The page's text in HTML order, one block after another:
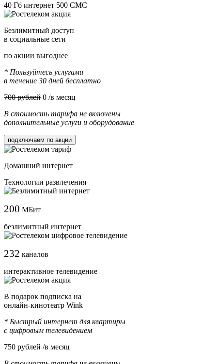
40 Гб интернет 500 СМС
Безлимитный доступ
в социальные сети
по акции выгоднее
* Пользуйтесь услугами
в течение 30 дней бесплатно
700 рублей 0 /в месяц
В стоимость тарифа не включены
дополнительные услуги и оборудование
подключаем по акции
Домашний интернет
Технологии развлечения
200 МБит
безлимитный интернет
232 каналов
интерактивное телевидение
В подарок подписка на
онлайн-кинотеатр Wink
* Быстрый интернет для квартиры
с цифровым телевидением
750 рублей /в месяц